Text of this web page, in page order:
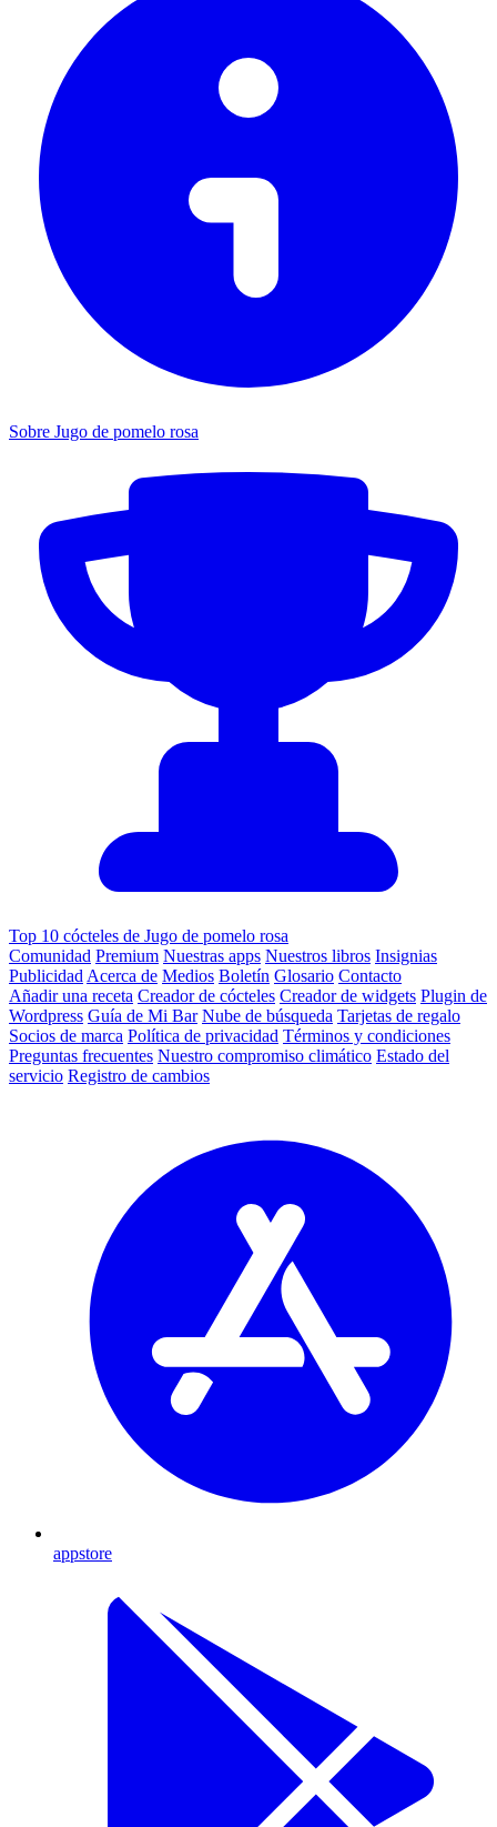
Sobre Jugo de pomelo rosa
Top 10 cócteles de Jugo de pomelo rosa
Comunidad Premium Nuestras apps Nuestros libros Insignias
Publicidad Acerca de Medios Boletín Glosario Contacto
Añadir una receta Creador de cócteles Creador de widgets Plugin de
Wordpress Guía de Mi Bar Nube de búsqueda Tarjetas de regalo
Socios de marca Política de privacidad Términos y condiciones
Preguntas frecuentes Nuestro compromiso climático Estado del
servicio Registro de cambios
appstore